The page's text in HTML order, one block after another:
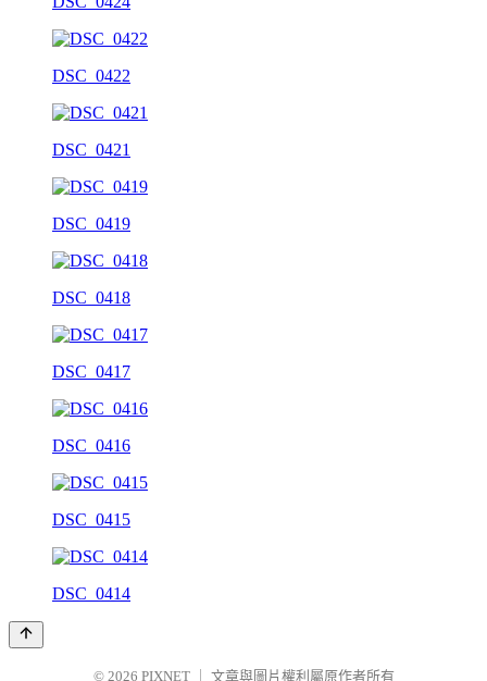
DSC_0422
DSC_0421
DSC_0419
DSC_0418
DSC_0417
DSC_0416
DSC_0415
DSC_0414
© 2026 PIXNET 文章與圖片權利屬原作者所有